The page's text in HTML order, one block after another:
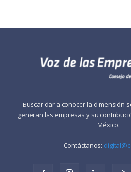
Buscar dar a conocer la dimensión
generan las empresas y su
México.
Contáctanos: